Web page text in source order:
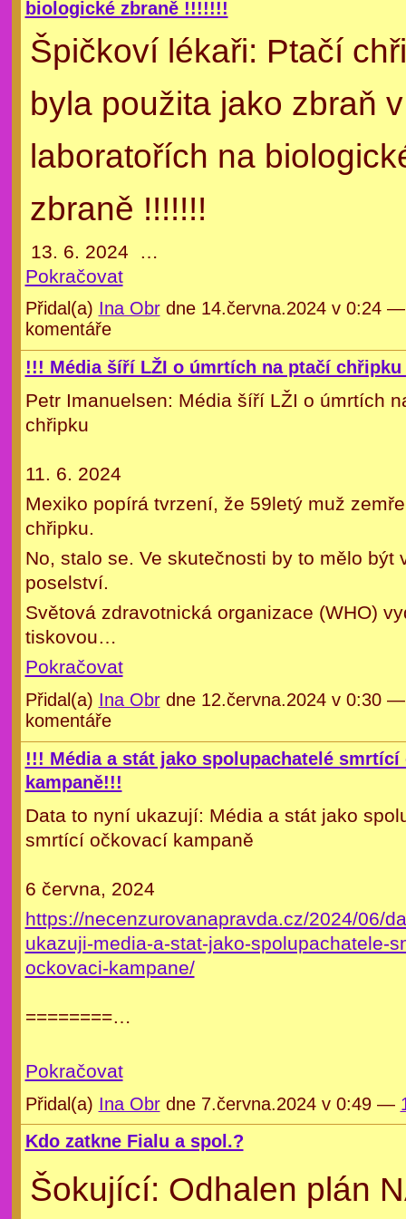
biologické zbraně !!!!!!!
Špičkoví lékaři: Ptačí
byla použita jako zbraň v
laboratořích na
zbraně !!!!!!!
13. 6. 2024
…
Pokračovat
Přidal(a) Ina Obrdne 14.června.2024 v 0:24
komentáře
!!! Média šíří LŽI o úmrtích na ptačí
Petr Imanuelsen: Média šíří LŽI o úmrtích
chřipku
11. 6. 2024
Mexiko popírá tvrzení, že 59letý muž
chřipku.
No, stalo se. Ve skutečnosti by to mělo být
poselství.
Světová zdravotnická organizace (WHO)
tiskovou…
Pokračovat
Přidal(a) Ina Obrdne 12.června.2024 v 0:30
komentáře
!!! Média a stát jako spolupachatelé smrtící
kampaně!!!
Data to nyní ukazují: Média a stát jako
smrtící očkovací kampaně
6 června, 2024
https://necenzurovanapravda.cz/2024/06/
ukazuji-media-a-stat-jako-spolupachatele-
ockovaci-kampane/
========…
Pokračovat
Přidal(a) Ina Obrdne 7.června.2024 v 0:49 —
Kdo zatkne Fialu a spol.?
Šokující: Odhalen plán